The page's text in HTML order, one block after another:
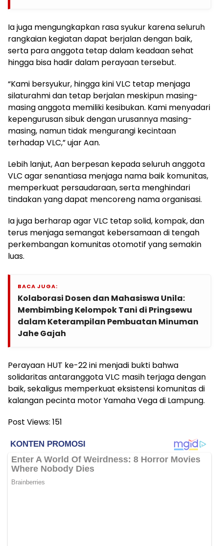
Ia juga mengungkapkan rasa syukur karena seluruh
rangkaian kegiatan dapat berjalan dengan baik,
serta para anggota tetap dalam keadaan sehat
hingga bisa hadir dalam perayaan tersebut.
“Kami bersyukur, hingga kini VLC tetap menjaga
silaturahmi dan tetap berjalan meskipun masing-
masing anggota memiliki kesibukan. Kami menyadari
kepengurusan sibuk dengan urusannya masing-
masing, namun tidak mengurangi kecintaan
terhadap VLC,” ujar Aan.
Lebih lanjut, Aan berpesan kepada seluruh anggota
VLC agar senantiasa menjaga nama baik komunitas,
memperkuat persaudaraan, serta menghindari
tindakan yang dapat mencoreng nama organisasi.
Ia juga berharap agar VLC tetap solid, kompak, dan
terus menjaga semangat kebersamaan di tengah
perkembangan komunitas otomotif yang semakin
luas.
BACA JUGA:
Kolaborasi Dosen dan Mahasiswa Unila:
Membimbing Kelompok Tani di Pringsewu
dalam Keterampilan Pembuatan Minuman
Jahe Gajah
Perayaan HUT ke-22 ini menjadi bukti bahwa
solidaritas antaranggota VLC masih terjaga dengan
baik, sekaligus memperkuat eksistensi komunitas di
kalangan pecinta motor Yamaha Vega di Lampung.
Post Views: 151